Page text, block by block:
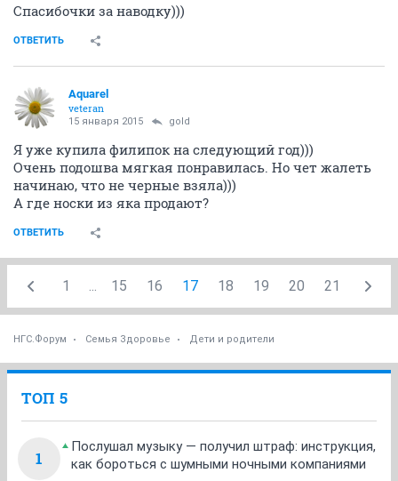
Спасибочки за наводку)))
ОТВЕТИТЬ
Аquаrеl
veteran
15 января 2015 gold
Я уже купила филипок на следующий год)))
Очень подошва мягкая понравилась. Но чет жалеть
начинаю, что не черные взяла)))
А где носки из яка продают?
ОТВЕТИТЬ
1 15 16 17 18 19 20 21
НГС.Форум Семья Здоровье Дети и родители
ТОП 5
1
Послушал музыку — получил штраф: инструкция,
как бороться с шумными ночными компаниями